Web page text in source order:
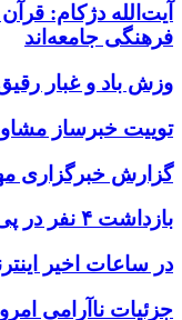
آیت‌الله دژکام:
فرهنگی جامعه‌اند
وزش باد و غبار
توییت خبرساز
گزارش خبرگزاری
بازداشت ۴ نفر در پی حمله به فرمانداری فسا
در ساعات اخیر
جزئیات ناآرامیِ